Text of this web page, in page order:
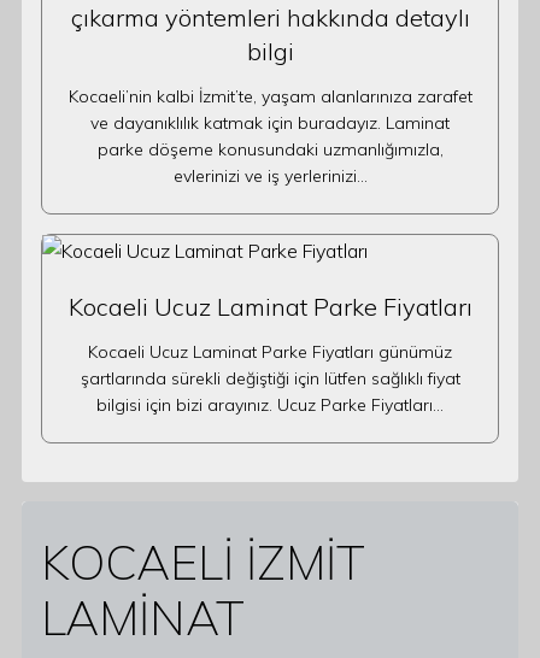
çıkarma yöntemleri hakkında detaylı
bilgi
Kocaeli’nin kalbi İzmit’te, yaşam alanlarınıza zarafet
ve dayanıklılık katmak için buradayız. Laminat
parke döşeme konusundaki uzmanlığımızla,
evlerinizi ve iş yerlerinizi…
Kocaeli Ucuz Laminat Parke Fiyatları
Kocaeli Ucuz Laminat Parke Fiyatları günümüz
şartlarında sürekli değiştiği için lütfen sağlıklı fiyat
bilgisi için bizi arayınız. Ucuz Parke Fiyatları…
KOCAELİ İZMİT
LAMİNAT